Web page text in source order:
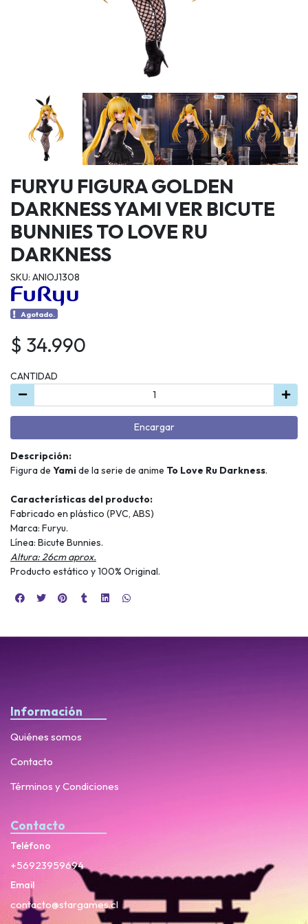
FURYU FIGURA GOLDEN
DARKNESS YAMI VER BICUTE
BUNNIES TO LOVE RU
DARKNESS
SKU: ANIOJ1308
Agotado.
$ 34.990
CANTIDAD
Encargar
Descripción:
Figura de Yamide la serie de anime To Love Ru Darkness.
Características del producto:
Fabricado en plástico (PVC, ABS)
Marca: Furyu.
Línea: Bicute Bunnies.
Altura: 26cm aprox.
Producto estático y 100% Original.
Información
Quiénes somos
Contacto
Términos y Condiciones
Contacto
Teléfono
+56923959694
Email
contacto@stargames.cl